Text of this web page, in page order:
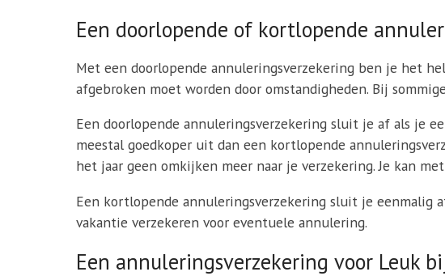
Een doorlopende of kortlopende
Met een doorlopende annuleringsverzekering ben je het
afgebroken moet worden door omstandigheden. Bij
Een doorlopende annuleringsverzekering sluit je af als je
meestal goedkoper uit dan een kortlopende
het jaar geen omkijken meer naar je verzekering. Je kan
Een kortlopende annuleringsverzekering sluit je
vakantie verzekeren voor eventuele annulering.
Een annuleringsverzekering voor Leuk